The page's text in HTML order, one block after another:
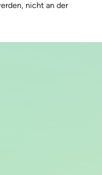
nicht an der